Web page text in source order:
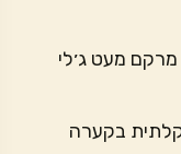
מעט ג׳לי
בקערה